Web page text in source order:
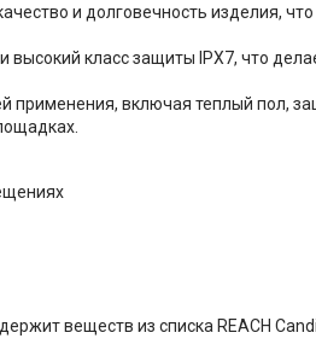
и долговечность изделия,
высокий класс защиты IPX7, что
применения, включая теплый пол,
веществ из списка REACH